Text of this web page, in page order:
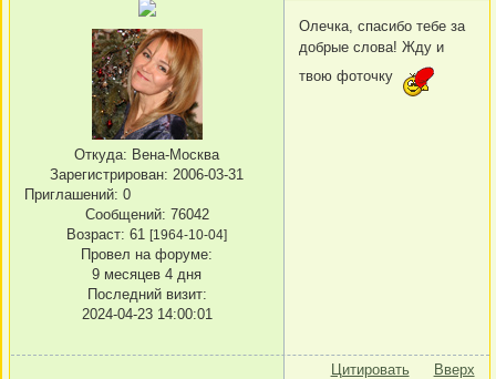
Откуда: Вена-Москва
Зарегистрирован: 2006-03-31
Приглашений: 0
Сообщений: 76042
Возраст: 61 [1964-10-04]
Провел на форуме:
9 месяцев 4 дня
Последний визит:
2024-04-23 14:00:01
Олечка, спасибо тебе за
добрые слова! Жду и
твою фоточку
Цитировать Вверх